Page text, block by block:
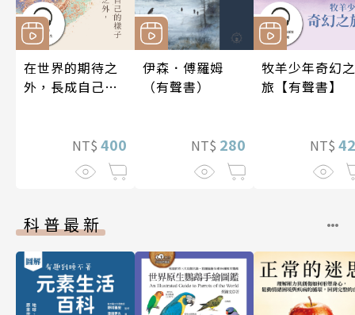
在世界的期待之
外，長成自己的
NT$ 400
伊森．傅羅姆
（有聲書）
NT$ 280
牧羊少年奇幻之
旅【有聲書】
NT$
科普最新